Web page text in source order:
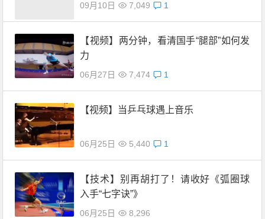
09月10日 7,049 1
【视频】两分钟，看清国手“腿部”如何发
力
06月27日 7,474 1
【视频】当乒乓球遇上音乐
06月25日 5,440 1
【技术】别再胡打了！请收好《弧圈球
入手“七字诀”》
06月25日 8,296